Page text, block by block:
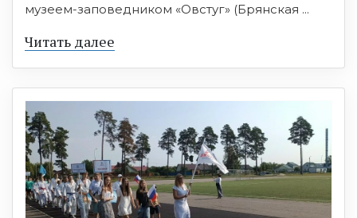
музеем-заповедником «Овстуг» (Брянская ...
Читать далее